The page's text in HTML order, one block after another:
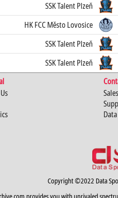
SSK Talent Plzeň
HK FCC Město Lovosice
SSK Talent Plzeň
SSK Talent Plzeň
Sales
Copyright ©2022 Data